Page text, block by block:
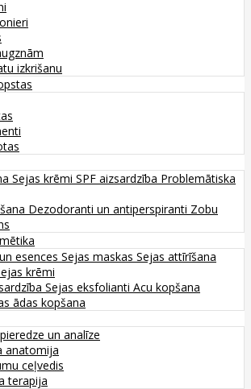
izkrišanu
Sejas krēmi SPF aizsardzība Problemātiska
Dezodoranti un antiperspiranti Zobu
esences Sejas maskas Sejas attīrīšana
krēmi
Sejas eksfolianti Acu kopšana
ādas kopšana
un analīze
anatomija
ceļvedis
terapija